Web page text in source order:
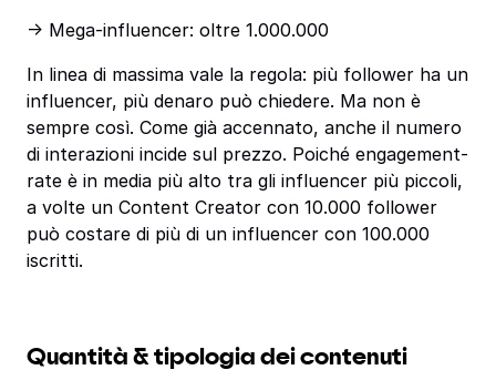
-> Mega-influencer: oltre 1.000.000
In linea di massima vale la regola: più follower ha un
influencer, più denaro può chiedere. Ma non è
sempre così. Come già accennato, anche il numero
di interazioni incide sul prezzo. Poiché engagement-
rate è in media più alto tra gli influencer più piccoli,
a volte un Content Creator con 10.000 follower
può costare di più di un influencer con 100.000
iscritti.
Quantità & tipologia dei contenuti